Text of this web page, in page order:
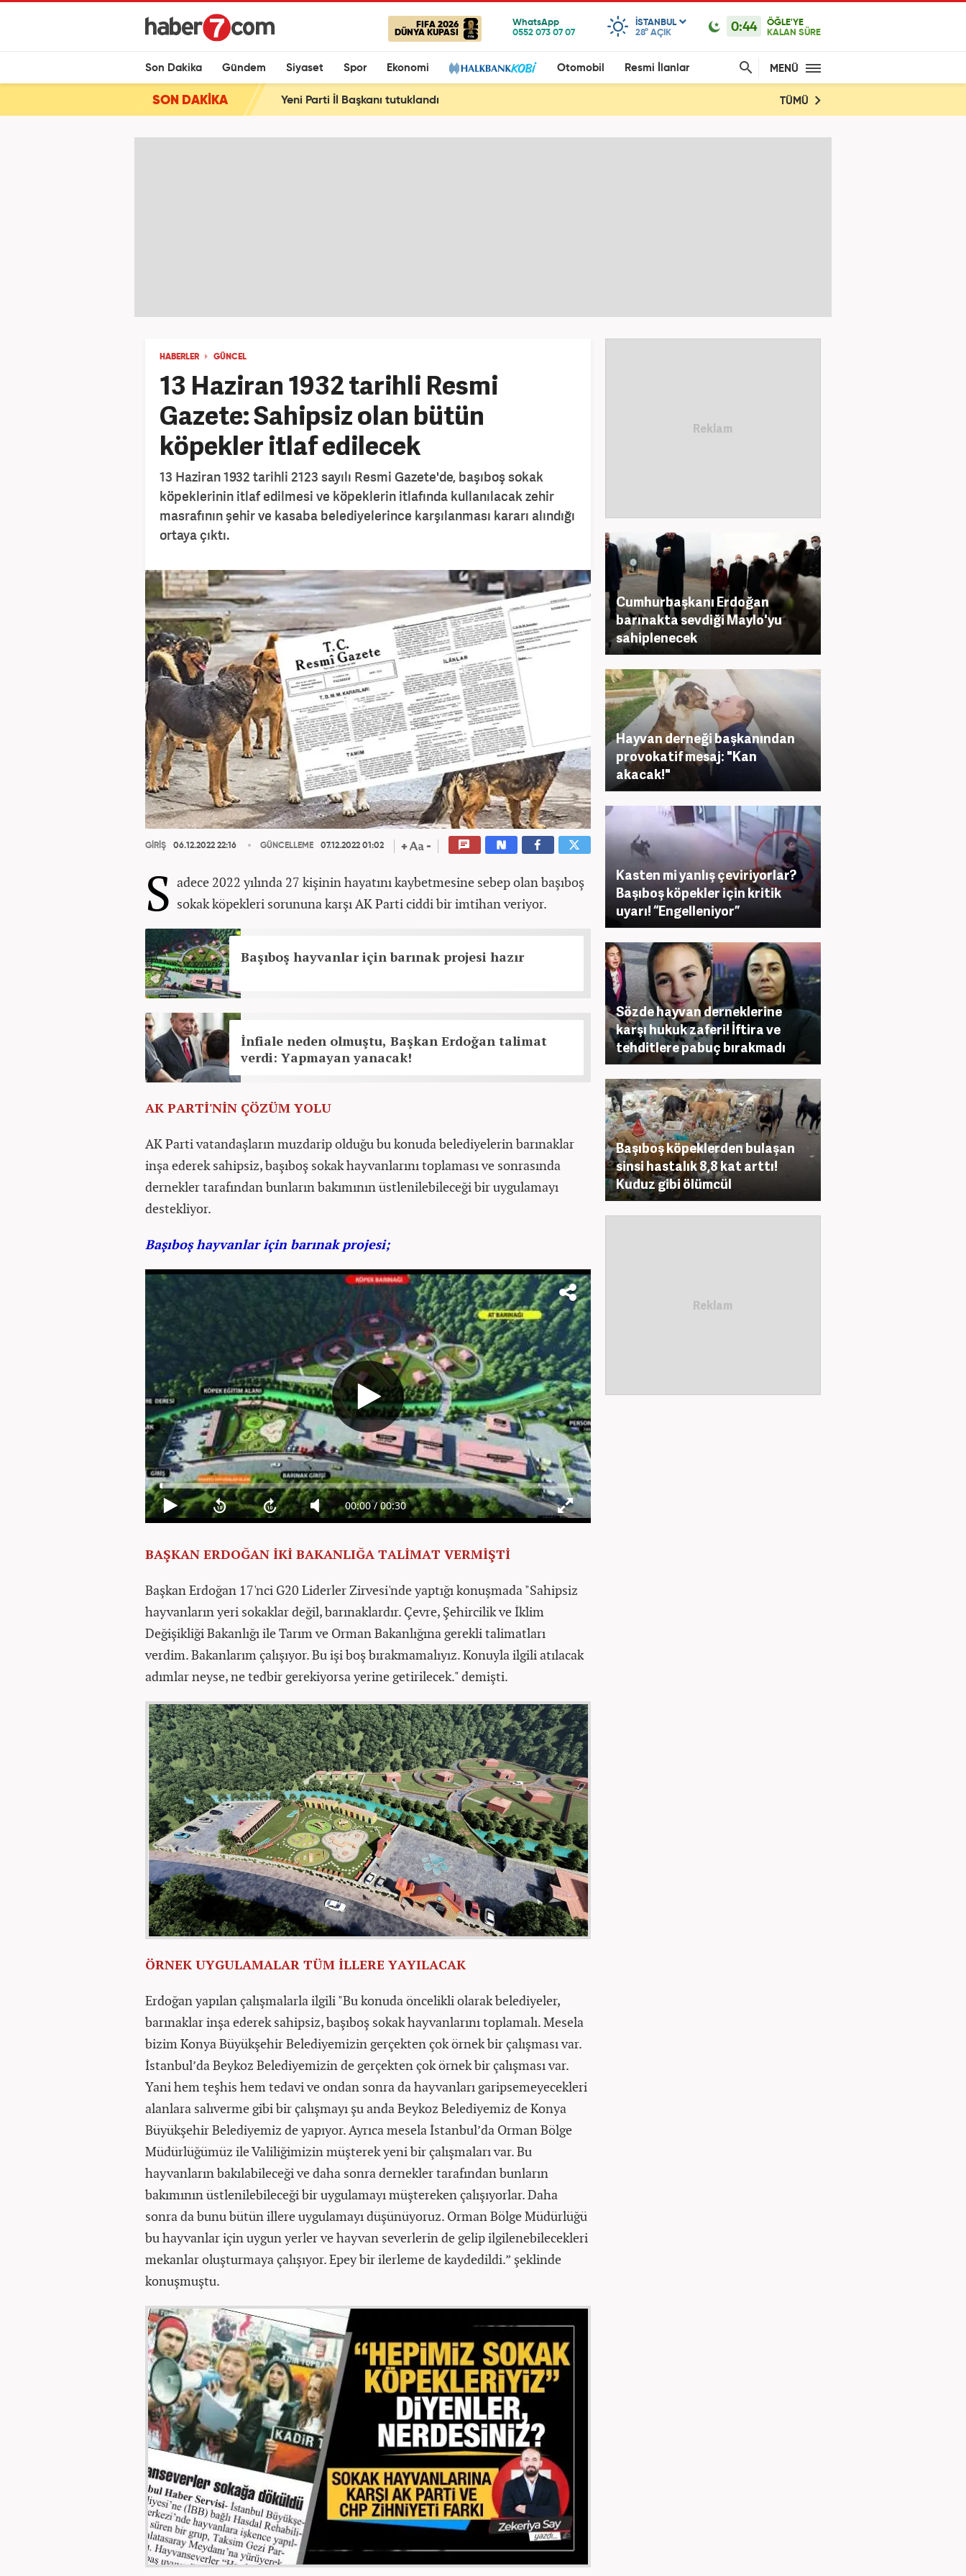
FIFA 2026
DÜNYA KUPASI
ISTANBUL
28° AÇIK 0:44
ÖĞLE'YE
KALAN SÜRE
Son Dakika Gündem Siyaset Spor Ekonomi Otomobil Resmi İlanlar MENÜ
SON DAKİKA Yeni Parti İl Başkanı tutuklandı TÜMÜ
HABERLER GÜNCEL
13 Haziran 1932 tarihli Resmi
Gazete: Sahipsiz olan bütün
köpekler itlaf edilecek
13 Haziran 1932 tarihli 2123 sayılı Resmi Gazete'de, başıboş sokak
köpeklerinin itlaf edilmesi ve köpeklerin itlafında kullanılacak zehir
masrafının şehir ve kasaba belediyelerince karşılanması kararı alındığı
ortaya çıktı.
GİRİŞ 06.12.2022 22:16 GÜNCELLEME 07.12.2022 01:02
S adece 2022 yılında 27 kişinin hayatını kaybetmesine sebep olan başıboş
sokak köpekleri sorununa karşı AK Parti ciddi bir imtihan veriyor.
Başıboş hayvanlar için barınak projesi hazır
İnfiale neden olmuştu, Başkan Erdoğan talimat
verdi: Yapmayan yanacak!
AK PARTİ'NİN ÇÖZÜM YOLU
AK Parti vatandaşların muzdarip olduğu bu konuda belediyelerin barınaklar
inşa ederek sahipsiz, başıboş sokak hayvanlarını toplaması ve sonrasında
dernekler tarafından bunların bakımının üstlenilebileceği bir uygulamayı
destekliyor.
Başıboş hayvanlar için barınak projesi;
BAŞKAN ERDOĞAN İKİ BAKANLIĞA TALİMAT VERMİŞTİ
Başkan Erdoğan 17'nci G20 Liderler Zirvesi'nde yaptığı konuşmada "Sahipsiz
hayvanların yeri sokaklar değil, barınaklardır. Çevre, Şehircilik ve İklim
Değişikliği Bakanlığı ile Tarım ve Orman Bakanlığına gerekli talimatları
verdim. Bakanlarım çalışıyor. Bu işi boş bırakmamalıyız. Konuyla ilgili atılacak
adımlar neyse, ne tedbir gerekiyorsa yerine getirilecek." demişti.
ÖRNEK UYGULAMALAR TÜM İLLERE YAYILACAK
Erdoğan yapılan çalışmalarla ilgili "Bu konuda öncelikli olarak belediyeler,
barınaklar inşa ederek sahipsiz, başıboş sokak hayvanlarını toplamalı. Mesela
bizim Konya Büyükşehir Belediyemizin gerçekten çok örnek bir çalışması var.
İstanbul’da Beykoz Belediyemizin de gerçekten çok örnek bir çalışması var.
Yani hem teşhis hem tedavi ve ondan sonra da hayvanları garipsemeyecekleri
alanlara salıverme gibi bir çalışmayı şu anda Beykoz Belediyemiz de Konya
Büyükşehir Belediyemiz de yapıyor. Ayrıca mesela İstanbul’da Orman Bölge
Müdürlüğümüz ile Valiliğimizin müşterek yeni bir çalışmaları var. Bu
hayvanların bakılabileceği ve daha sonra dernekler tarafından bunların
bakımının üstlenilebileceği bir uygulamayı müştereken çalışıyorlar. Daha
sonra da bunu bütün illere uygulamayı düşünüyoruz. Orman Bölge Müdürlüğü
bu hayvanlar için uygun yerler ve hayvan severlerin de gelip ilgilenebilecekleri
mekanlar oluşturmaya çalışıyor. Epey bir ilerleme de kaydedildi.” şeklinde
konuşmuştu.
Cumhurbaşkanı Erdoğan
barınakta sevdiği Maylo'yu
sahiplenecek
Hayvan derneği başkanından
provokatif mesaj: "Kan
akacak!"
Kasten mi yanlış çeviriyorlar?
Başıboş köpekler için kritik
uyarı! “Engelleniyor”
Sözde hayvan derneklerine
karşı hukuk zaferi! İftira ve
tehditlere pabuç bırakmadı
Başıboş köpeklerden bulaşan
sinsi hastalık 8,8 kat arttı!
Kuduz gibi ölümcül